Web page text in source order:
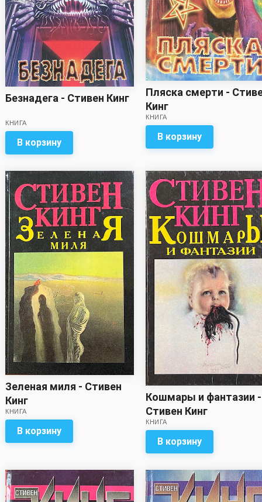
Безнадега - Стивен Кинг
КНИГА
В корзину
Пляска смерти -
Кинг
КНИГА
В корзину
Зеленая миля - Стивен
Кинг
КНИГА
В корзину
Кошмары и фантазии -
Стивен Кинг
КНИГА
В корзину